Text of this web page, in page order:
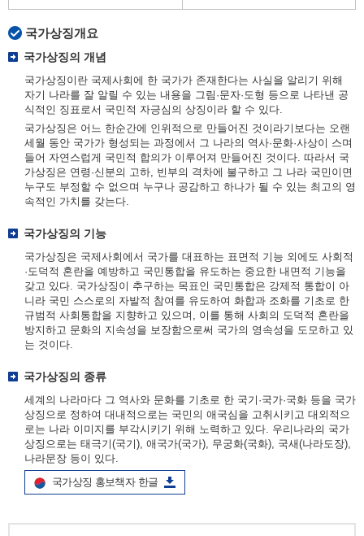
국가상징개요
국가상징의 개념
국가상징이란 국제사회에 한 국가가 존재한다는 사실을 알리기 위해
자기 나라를 잘 알릴 수 있는 내용을 그림·문자·도형 등으로 나타낸 공
식적인 징표로서 국민적 자긍심의 상징이라 할 수 있다.
국가상징은 어느 한순간에 인위적으로 만들어진 것이라기보다는 오랜
세월 동안 국가가 형성되는 과정에서 그 나라의 역사·문화·사상이 스며
들어 자연스럽게 국민적 합의가 이루어져 만들어진 것이다. 따라서 국
가상징은 연령·신분의 고하, 빈부의 격차에 불구하고 그 나라 국민이면
누구도 부정할 수 없으며 누구나 공감하고 하나가 될 수 있는 최고의 영
속적인 가치를 갖는다.
국가상징의 기능
국가상징은 국제사회에서 국가를 대표하는 표면적 기능 외에도 사회적
·도덕적 혼란을 예방하고 국민통합을 유도하는 중요한 내면적 기능을
갖고 있다. 국가상징이 추구하는 목표인 국민통합은 강제적 통합이 아
니라 국민 스스로의 자발적 참여를 유도하여 화합과 조화를 기초로 한
규범적 사회통합을 지향하고 있으며, 이를 통해 사회의 도덕적 혼란을
방지하고 문화의 지속성을 보장함으로써 국가의 영속성을 도모하고 있
는 것이다.
국가상징의 종류
세계의 나라마다 그 역사와 문화를 기초로 한 국기·국가·국화 등을 국가
상징으로 정하여 대내적으로는 국민의 애국심을 고취시키고 대외적으
로는 나라 이미지를 부각시키기 위해 노력하고 있다. 우리나라의 국가
상징으로는 태극기(국기), 애국가(국가), 무궁화(국화), 국새(나라도장),
나라문장 등이 있다.
국가상징 홍보책자 한글